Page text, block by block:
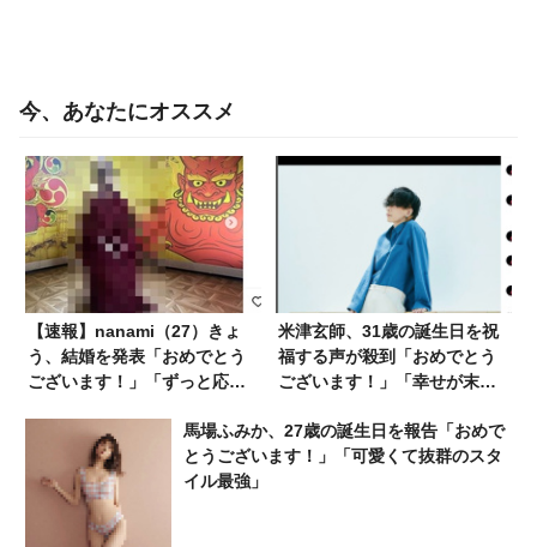
今、あなたにオススメ
【速報】nanami（27）きょ
う、結婚を発表「おめでとう
ございます！」「ずっと応援
米津玄師、31歳の誕生日を祝
福する声が殺到「おめでとう
ございます！」「幸せが末長
馬場ふみか、27歳の誕生日を報告「おめで
とうございます！」「可愛くて抜群のスタ
イル最強」